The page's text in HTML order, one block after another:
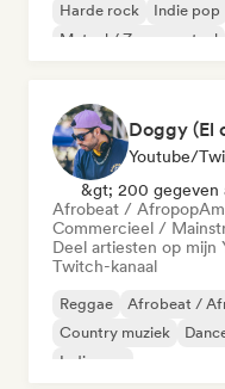
Harde rock
Indie pop
Metaal / Zwaar metaal
Doggy (El
Youtube/
&gt; 200 gegeven
Afrobeat / Afropop
Commercieel /
Deel artiesten op mijn
Twitch-kanaal
Reggae Afrobeat /
Country muziek
Indie pop